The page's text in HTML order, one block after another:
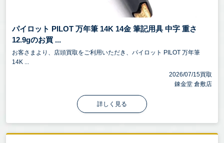
パイロット PILOT 万年筆 14K 14金 筆記用具 中字 重さ
12.9gのお買 ...
お客さまより、店頭買取をご利用いただき、パイロット PILOT 万年筆
14K ...
2026/07/15買取
錬金堂 倉敷店
詳しく見る